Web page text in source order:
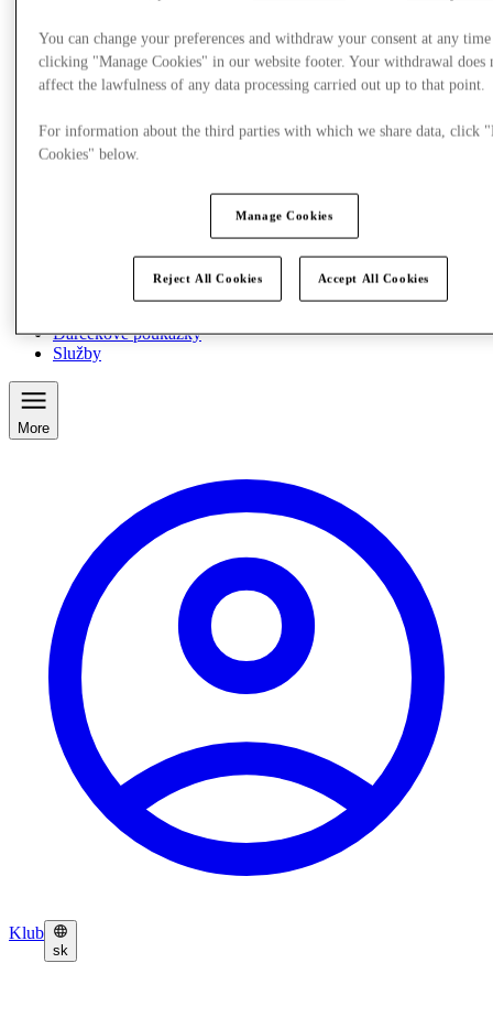
Darčekové poukážky
Služby
More
Klub
sk
You can change your preferences and withdraw your consent at any
clicking "Manage Cookies" in our website footer. Your withdrawal does
affect the lawfulness of any data processing carried out up to that point.
For information about the third parties with which we share data, click
Cookies" below.
Manage Cookies
Reject All Cookies Accept All Cookies